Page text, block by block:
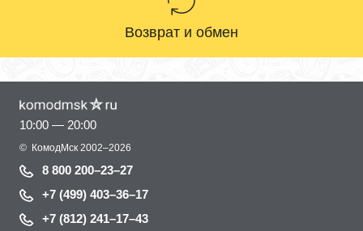
Возврат и обмен
10:00 — 20:00
© КомодМск 2002–2026
8 800 200–23–27
+7 (499) 403–36–17
+7 (812) 241–17–43